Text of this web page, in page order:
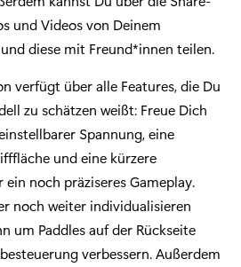
und Videos von Deinem
diese mit Freund*innen teilen.
verfügt über alle Features, die Du
zu schätzen weißt: Freue Dich
Spannung, eine
und eine kürzere
noch präziseres Gameplay.
noch weiter individualisieren
um Paddles auf der Rückseite
verbessern. Außerdem